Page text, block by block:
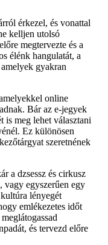
érkezel, és vonattal
kelljen utolsó
megtervezte és a
élénk hangulatát, a
gyakran
online
Bár az e-jegyek
is meg lehet választani
Ez különösen
szeretnének
a dzsessz és cirkusz
vagy egyszerűen egy
lényegét
emlékezetes időt
és tervezd előre